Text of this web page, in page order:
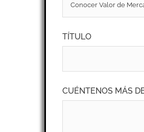
TÍTULO
CUÉNTENOS MÁS